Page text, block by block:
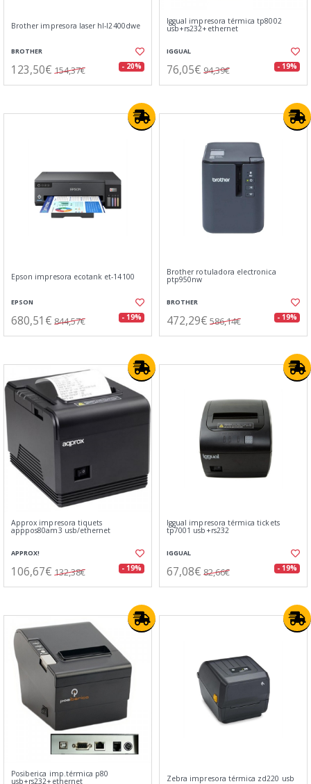
Brother impresora laser hl-l2400dwe
BROTHER
123,50€ 154,37€ - 20%
Iggual impresora térmica tp8002
usb+rs232+ethernet
IGGUAL
76,05€ 94,39€ - 19%
Epson impresora ecotank et-14100
EPSON
680,51€ 844,57€ - 19%
Brother rotuladora electronica
ptp950nw
BROTHER
472,29€ 586,14€ - 19%
Approx impresora tiquets
apppos80am3 usb/ethernet
APPROX!
106,67€ 132,38€ - 19%
Iggual impresora térmica tickets
tp7001 usb+rs232
IGGUAL
67,08€ 82,66€ - 19%
Posiberica imp.térmica p80
usb+rs232+ethernet Zebra impresora térmica zd220 usb